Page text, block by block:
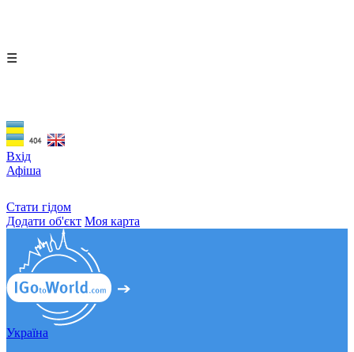
☰
Вхід
Афіша
Стати гідом
Додати об'єкт Моя карта
Україна